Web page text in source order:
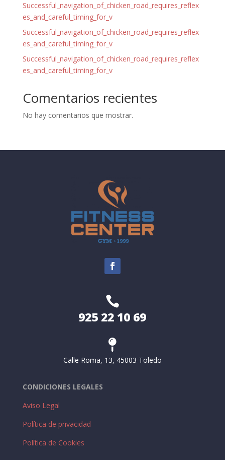
Successful_navigation_of_chicken_road_requires_reflex
es_and_careful_timing_for_v
Successful_navigation_of_chicken_road_requires_reflex
es_and_careful_timing_for_v
Successful_navigation_of_chicken_road_requires_reflex
es_and_careful_timing_for_v
Comentarios recientes
No hay comentarios que mostrar.

925 22 10 69

Calle Roma, 13, 45003 Toledo
CONDICIONES LEGALES
Aviso Legal
Política de privacidad
Política de Cookies